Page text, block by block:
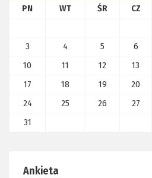
PN WT ŚR CZ
3
4 5 6
10
11 12 13
17
18 19 20
24
25 26 27
31
Ankieta